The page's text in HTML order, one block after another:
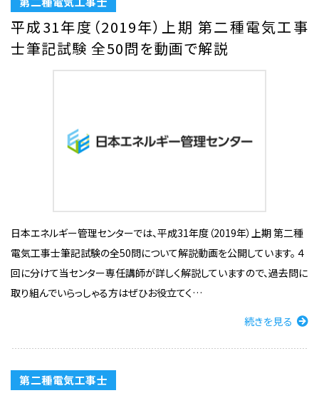
平成31年度（2019年）上期 第二種電気工事
士筆記試験 全50問を動画で解説
日本エネルギー管理センターでは、平成31年度（2019年）上期 第二種
電気工事士筆記試験の全50問について解説動画を公開しています。 ４
回に分けて当センター専任講師が詳しく解説していますので、過去問に
取り組んでいらっしゃる方はぜひお役立てく…
続きを見る
第二種電気工事士